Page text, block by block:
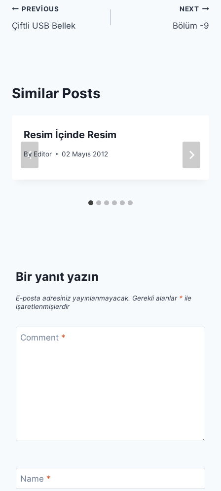
Yazı
gezinmesi
PREVIOUS
Çiftli USB Bellek
NEXT
Bölüm -9
Similar Posts
Resim İçinde Resim
By Editor 02 Mayıs 2012
Bir yanıt yazın
E-posta adresiniz yayınlanmayacak. Gerekli alanlar * ile
işaretlenmişlerdir
Comment *
Name *